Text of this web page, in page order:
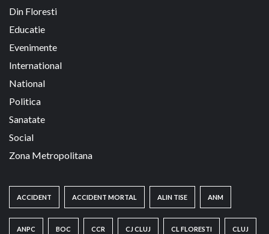
Din Floresti
Educatie
Evenimente
International
National
Politica
Sanatate
Social
Zona Metropolitana
ACCIDENT ACCIDENT MORTAL ALIN TISE ANM
ANPC BOC CCR CJ CLUJ CL FLORESTI CLUJ